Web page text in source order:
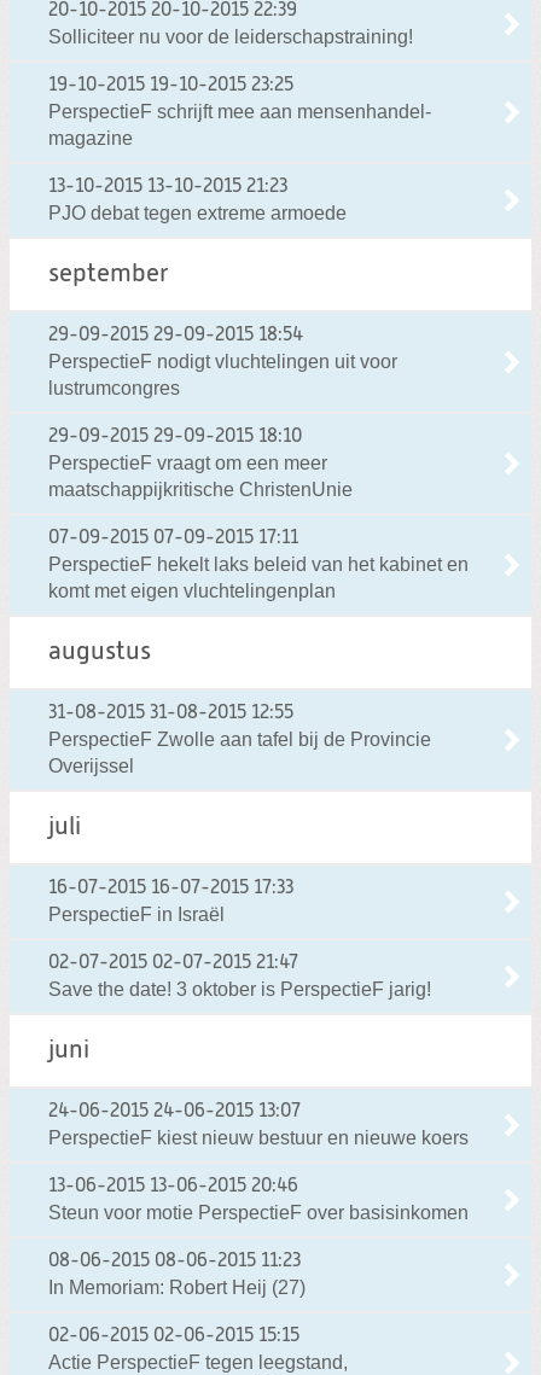
20-10-2015 20-10-2015 22:39
Solliciteer nu voor de leiderschapstraining!
19-10-2015 19-10-2015 23:25
PerspectieF schrijft mee aan mensenhandel-
magazine
13-10-2015 13-10-2015 21:23
PJO debat tegen extreme armoede
september
29-09-2015 29-09-2015 18:54
PerspectieF nodigt vluchtelingen uit voor
lustrumcongres
29-09-2015 29-09-2015 18:10
PerspectieF vraagt om een meer
maatschappijkritische ChristenUnie
07-09-2015 07-09-2015 17:11
PerspectieF hekelt laks beleid van het kabinet en
komt met eigen vluchtelingenplan
augustus
31-08-2015 31-08-2015 12:55
PerspectieF Zwolle aan tafel bij de Provincie
Overijssel
juli
16-07-2015 16-07-2015 17:33
PerspectieF in Israël
02-07-2015 02-07-2015 21:47
Save the date! 3 oktober is PerspectieF jarig!
juni
24-06-2015 24-06-2015 13:07
PerspectieF kiest nieuw bestuur en nieuwe koers
13-06-2015 13-06-2015 20:46
Steun voor motie PerspectieF over basisinkomen
08-06-2015 08-06-2015 11:23
In Memoriam: Robert Heij (27)
02-06-2015 02-06-2015 15:15
Actie PerspectieF tegen leegstand,